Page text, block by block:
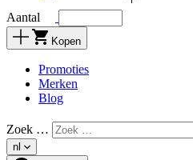
Aantal
Kopen
Promoties
Merken
Blog
Zoek …
nl